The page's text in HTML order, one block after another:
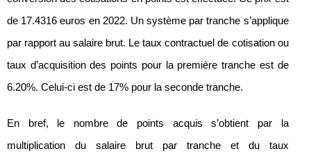
de 17.4316 euros en 2022. Un système par tranche s’applique
par rapport au salaire brut. Le taux contractuel de cotisation ou
taux d’acquisition des points pour la première tranche est de
6.20%. Celui-ci est de 17% pour la seconde tranche.
En bref, le nombre de points acquis s’obtient par la
multiplication du salaire brut par tranche et du taux